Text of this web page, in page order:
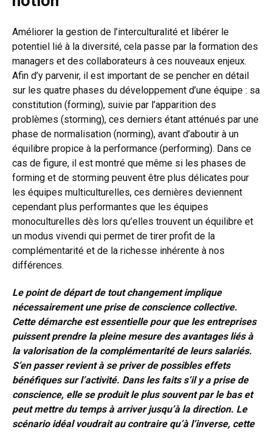
Améliorer la gestion de l’interculturalité et libérer le
potentiel lié à la diversité, cela passe par la formation des
managers et des collaborateurs à ces nouveaux enjeux.
Afin d’y parvenir, il est important de se pencher en détail
sur les quatre phases du développement d’une équipe : sa
constitution (forming), suivie par l’apparition des
problèmes (storming), ces derniers étant atténués par une
phase de normalisation (norming), avant d’aboutir à un
équilibre propice à la performance (performing). Dans ce
cas de figure, il est montré que même si les phases de
forming et de storming peuvent être plus délicates pour
les équipes multiculturelles, ces dernières deviennent
cependant plus performantes que les équipes
monoculturelles dès lors qu’elles trouvent un équilibre et
un modus vivendi qui permet de tirer profit de la
complémentarité et de la richesse inhérente à nos
différences.
Le point de départ de tout changement implique
nécessairement une prise de conscience collective.
Cette démarche est essentielle pour que les entreprises
puissent prendre la pleine mesure des avantages liés à
la valorisation de la complémentarité de leurs salariés.
S’en passer revient à se priver de possibles effets
bénéfiques sur l’activité. Dans les faits s’il y a prise de
conscience, elle se produit le plus souvent par le bas et
peut mettre du temps à arriver jusqu’à la direction. Le
scénario idéal voudrait au contraire qu’à l’inverse, cette